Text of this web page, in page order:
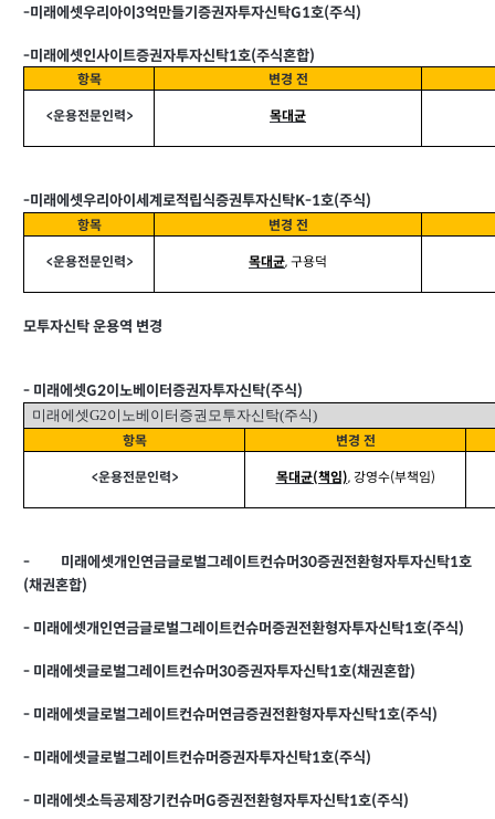
-미래에셋우리아이3억만들기증권자투자신탁G1호(주식)
-미래에셋인사이트증권자투자신탁1호(주식혼합)
항목 변경 전
<운용전문인력> 목대균
-미래에셋우리아이세계로적립식증권투자신탁K-1호(주식)
항목 변경 전
<운용전문인력> 목대균, 구용덕
모투자신탁 운용역 변경
- 미래에셋G2이노베이터증권자투자신탁(주식)
미래에셋G2이노베이터증권모투자신탁(주식)
항목
변경 전
<운용전문인력> 목대균(책임), 강영수(부책임)
-
미래에셋개인연금글로벌그레이트컨슈머30증권전환형자투자신탁1호
(채권혼합)
- 미래에셋개인연금글로벌그레이트컨슈머증권전환형자투자신탁1호(주식)
- 미래에셋글로벌그레이트컨슈머30증권자투자신탁1호(채권혼합)
- 미래에셋글로벌그레이트컨슈머연금증권전환형자투자신탁1호(주식)
- 미래에셋글로벌그레이트컨슈머증권자투자신탁1호(주식)
- 미래에셋소득공제장기컨슈머G증권전환형자투자신탁1호(주식)